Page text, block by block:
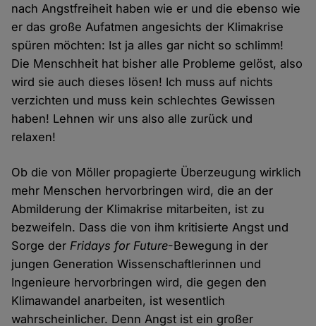
nach Angstfreiheit haben wie er und die ebenso wie
er das große Aufatmen angesichts der Klimakrise
spüren möchten: Ist ja alles gar nicht so schlimm!
Die Menschheit hat bisher alle Probleme gelöst, also
wird sie auch dieses lösen! Ich muss auf nichts
verzichten und muss kein schlechtes Gewissen
haben! Lehnen wir uns also alle zurück und
relaxen!
Ob die von Möller propagierte Überzeugung wirklich
mehr Menschen hervorbringen wird, die an der
Abmilderung der Klimakrise mitarbeiten, ist zu
bezweifeln. Dass die von ihm kritisierte Angst und
Sorge der Fridays for Future-Bewegung in der
jungen Generation Wissenschaftlerinnen und
Ingenieure hervorbringen wird, die gegen den
Klimawandel anarbeiten, ist wesentlich
wahrscheinlicher. Denn Angst ist ein großer